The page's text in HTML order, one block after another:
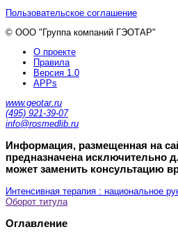
Пользовательское соглашение
© ООО "Группа компаний ГЭОТАР"
О проекте
Правила
Версия 1.0
APPs
www.geotar.ru
(495) 921-39-07
info@rosmedlib.ru
Информация, размещенная на
предназначена исключительно
может заменить консультацию
Интенсивная терапия : национальное
Оборот титула
Оглавление